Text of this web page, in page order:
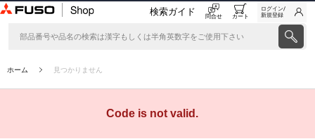
検索ガイド 問合せ カート
ログイン/
新規登録
ホーム 見つかりません
Code is not valid.